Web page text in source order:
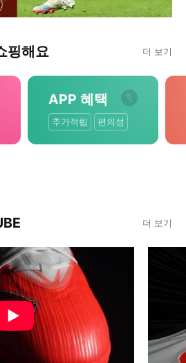
핑해요 더 보기
APP 혜택
추가적립 편의성
더 보기